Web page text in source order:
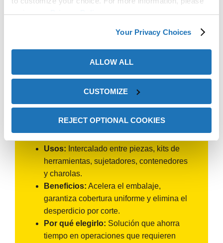
review ourPrivacy Policy.
Your Privacy Choices
ALLOW ALL
CUSTOMIZE
REJECT OPTIONAL COOKIES
Hojas precortadas de papel kraft con VCI
Usos: Intercalado entre piezas, kits de
herramientas, sujetadores, contenedores
y charolas.
Beneficios: Acelera el embalaje,
garantiza cobertura uniforme y elimina el
desperdicio por corte.
Por qué elegirlo: Solución que ahorra
tiempo en operaciones que requieren